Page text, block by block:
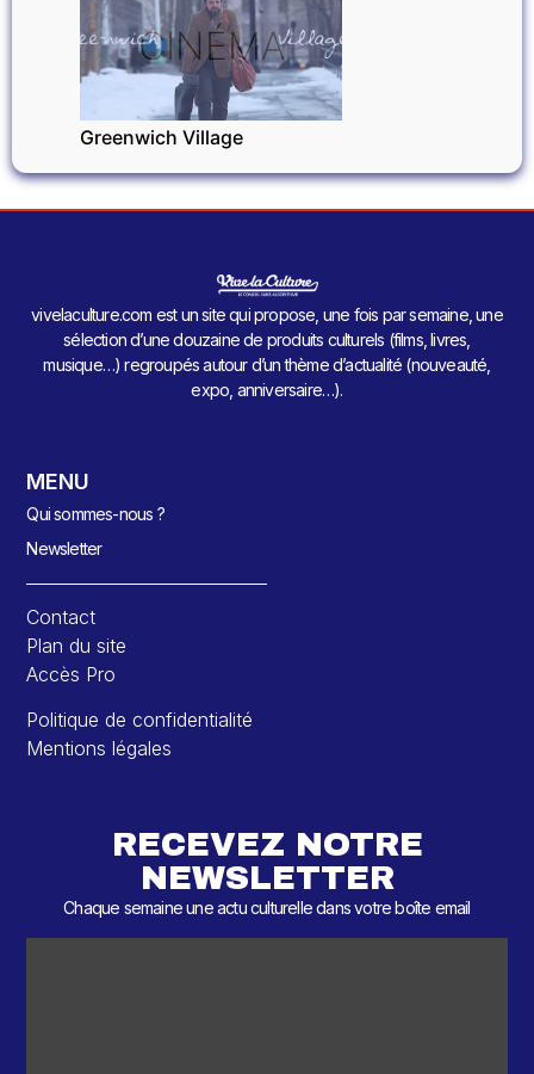
CINÉMA
Greenwich Village
vivelaculture.com est un site qui propose, une fois par semaine, une
sélection d’une douzaine de produits culturels (films, livres,
musique…) regroupés autour d’un thème d’actualité (nouveauté,
expo, anniversaire…).
MENU
Qui sommes-nous ?
Newsletter
Contact
Plan du site
Accès Pro
Politique de confidentialité
Mentions légales
RECEVEZ NOTRE
NEWSLETTER
Chaque semaine une actu culturelle dans votre boîte email